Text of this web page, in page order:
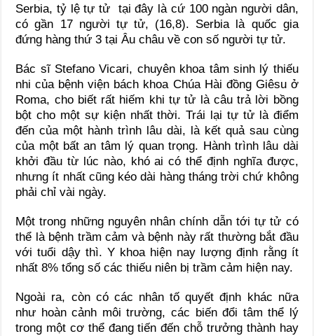
Serbia, tỷ lệ tự tử tại đây là cứ 100 ngàn người dân,
có gần 17 người tự tử, (16,8). Serbia là quốc gia
đứng hàng thứ 3 tại Âu châu về con số người tự tử.
Bác sĩ Stefano Vicari, chuyên khoa tâm sinh lý thiếu
nhi của bệnh viện bách khoa Chúa Hài đồng Giêsu ở
Roma, cho biết rất hiếm khi tự tử là câu trả lời bồng
bột cho một sự kiện nhất thời. Trái lại tự tử là điểm
đến của một hành trình lâu dài, là kết quả sau cùng
của một bất an tâm lý quan trọng. Hành trình lâu dài
khởi đầu từ lúc nào, khó ai có thể định nghĩa được,
nhưng ít nhất cũng kéo dài hàng tháng trời chứ không
phải chỉ vài ngày.
Một trong những nguyên nhân chính dẫn tới tự tử có
thể là bệnh trầm cảm và bệnh này rất thường bắt đầu
với tuổi dậy thì. Y khoa hiện nay lượng định rằng ít
nhất 8% tổng số các thiếu niên bị trầm cảm hiện nay.
Ngoài ra, còn có các nhân tố quyết định khác nữa
như hoàn cảnh môi trường, các biến đổi tâm thể lý
trong một cơ thể đang tiến đến chỗ trưởng thành hay